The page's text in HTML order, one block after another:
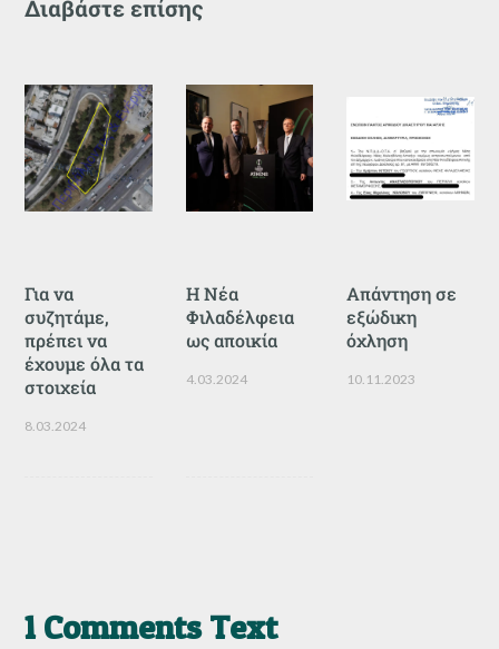
Διαβάστε επίσης
Για να
συζητάμε,
πρέπει να
έχουμε όλα τα
στοιχεία
8.03.2024
Η Νέα
Φιλαδέλφεια
ως αποικία
4.03.2024
Απάντηση σε
εξώδικη
όχληση
10.11.2023
1 Comments Text